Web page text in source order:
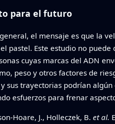
para el futuro
el mensaje es que la
pastel. Este estudio no
cuyas marcas del ADN
peso y otros factores de
sus trayectorias podrían
esfuerzos para frenar
Hoare, J., Holleczek, B. et al.